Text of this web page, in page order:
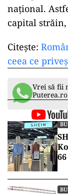
național.
capital
Citește:
ceea ce
Vrei să fii